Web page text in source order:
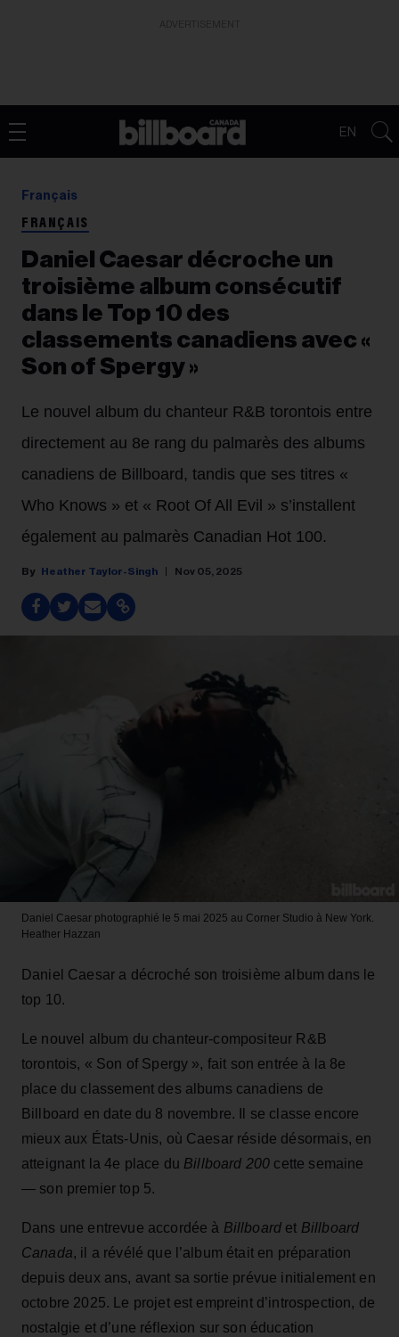
EN
Français
FRANÇAIS
Daniel Caesar décroche un
troisième album consécutif
dans le Top 10 des
classements canadiens avec «
Son of Spergy »
Le nouvel album du chanteur R&B torontois entre
directement au 8e rang du palmarès des albums
canadiens de Billboard, tandis que ses titres «
Who Knows » et « Root Of All Evil » s’installent
également au palmarès Canadian Hot 100.
Heather Taylor-Singh Nov 05, 2025
Daniel Caesar photographié le 5 mai 2025 au Corner Studio à New York.
Heather Hazzan
Daniel Caesar a décroché son troisième album dans le
top 10.
Le nouvel album du chanteur-compositeur R&B
torontois, « Son of Spergy », fait son entrée à la 8e
place du classement des albums canadiens de
Billboard en date du 8 novembre. Il se classe encore
mieux aux États-Unis, où Caesar réside désormais, en
atteignant la 4e place du Billboard 200 cette semaine
— son premier top 5.
Dans une entrevue accordée à Billboard et Billboard
Canada, il a révélé que l’album était en préparation
depuis deux ans, avant sa sortie prévue initialement en
octobre 2025. Le projet est empreint d’introspection, de
nostalgie et d’une réflexion sur son éducation